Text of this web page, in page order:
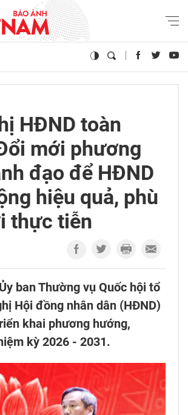
HĐND toàn
mới phương
đạo để HĐND
hiệu quả, phù
thực tiễn
ban Thường vụ Quốc hội tổ
Hội đồng nhân dân (HĐND)
khai phương hướng,
kỳ 2026 - 2031.